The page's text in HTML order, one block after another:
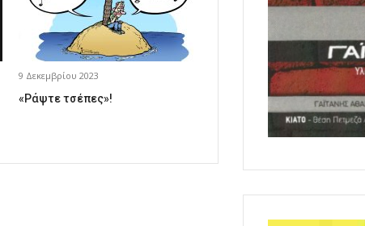
9 Δεκεμβρίου 2023
«Ράψτε τσέπες»!